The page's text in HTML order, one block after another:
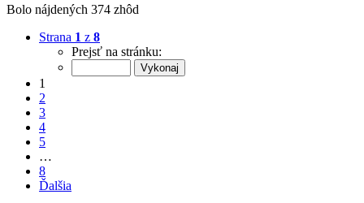
Bolo nájdených 374 zhôd
Strana 1 z 8
Prejsť na stránku:
1
2
3
4
5
…
8
Ďalšia